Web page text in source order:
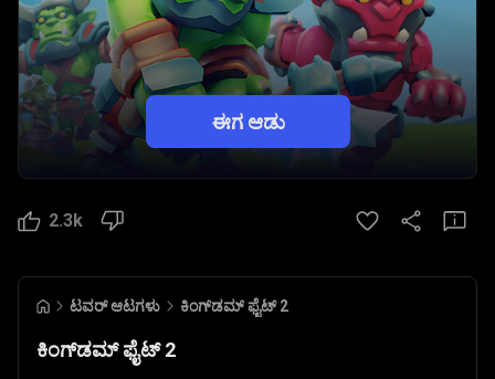
ಈಗ ಆಡು
2.3k
ಟವರ್ ಆಟಗಳು ಕಿಂಗ್‌ಡಮ್ ಫೈಟ್ 2
ಕಿಂಗ್‌ಡಮ್ ಫೈಟ್ 2